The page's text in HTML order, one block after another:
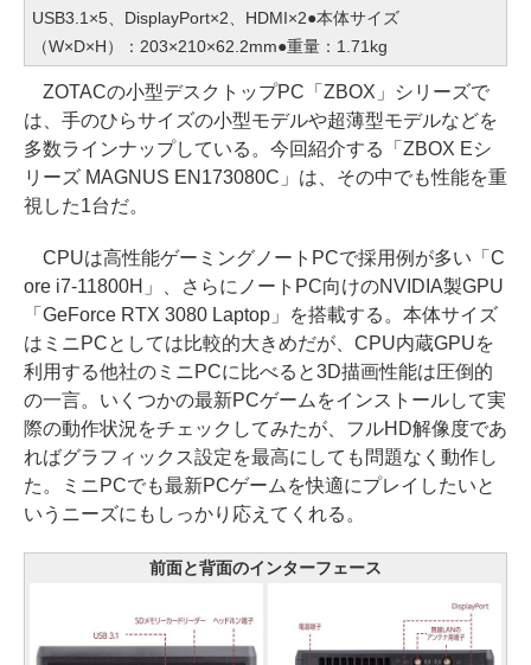
USB3.1×5、DisplayPort×2、HDMI×2●本体サイズ
（W×D×H）：203×210×62.2mm●重量：1.71kg
ZOTACの小型デスクトップPC「ZBOX」シリーズで
は、手のひらサイズの小型モデルや超薄型モデルなどを
多数ラインナップしている。今回紹介する「ZBOX Eシ
リーズ MAGNUS EN173080C」は、その中でも性能を重
視した1台だ。
CPUは高性能ゲーミングノートPCで採用例が多い「C
ore i7-11800H」、さらにノートPC向けのNVIDIA製GPU
「GeForce RTX 3080 Laptop」を搭載する。本体サイズ
はミニPCとしては比較的大きめだが、CPU内蔵GPUを
利用する他社のミニPCに比べると3D描画性能は圧倒的
の一言。いくつかの最新PCゲームをインストールして実
際の動作状況をチェックしてみたが、フルHD解像度であ
ればグラフィックス設定を最高にしても問題なく動作し
た。ミニPCでも最新PCゲームを快適にプレイしたいと
いうニーズにもしっかり応えてくれる。
前面と背面のインターフェース